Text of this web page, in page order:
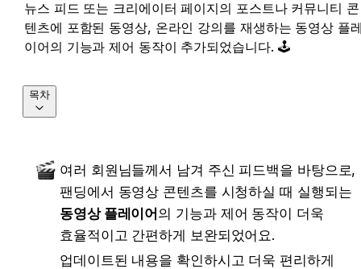
뉴스 피드 또는 크리에이터 페이지의 포스트나 커뮤니티 콘
텐츠에 포함된 동영상, 온라인 강의를 재생하는 동영상 플
이어의 기능과 제어 동작이 추가되었습니다. 🕹️
여러 회원님들께서 남겨 주신 피드백을 바탕으로,
동영상 플레이어의 기능과 제어 동작이 더욱
효율적이고 간편하게 보완되었어요.
업데이트된 내용을 확인하시고 더욱 편리하게
목차